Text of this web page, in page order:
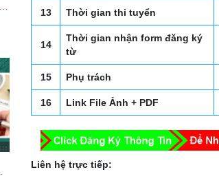
13 Thời gian thi tuyển
14
Thời gian nhận form đăng ký
từ
15 Phụ trách
16 Link File Ảnh + PDF
Liên hệ trực tiếp: